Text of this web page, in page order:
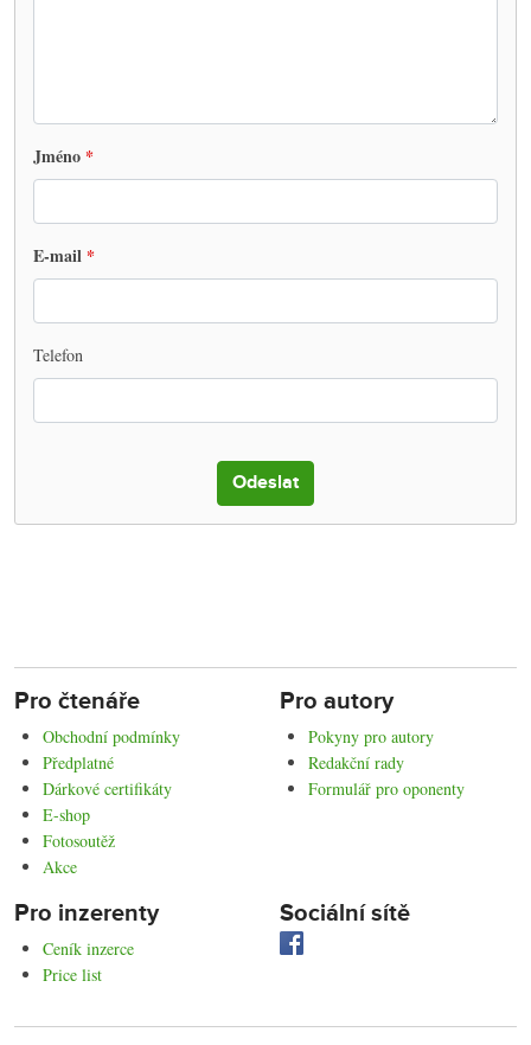
Jméno
E-mail
Telefon
Pro čtenáře
Obchodní podmínky
Předplatné
Dárkové certifikáty
E-shop
Fotosoutěž
Akce
Pro autory
Pokyny pro autory
Redakční rady
Formulář pro oponenty
Pro inzerenty
Ceník inzerce
Price list
Sociální sítě